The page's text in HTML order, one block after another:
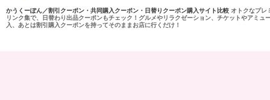
かうくーぽん／割引クーポン・共同購入クーポン・日替りクーポン購入サイト比較 オトクなプレ
リンク集で、日替わり出品クーポンもチェック！グルメやリラクゼーション、チケットやアミ
入、あとは割引購入クーポンを持ってそのままお店に行くだけ！